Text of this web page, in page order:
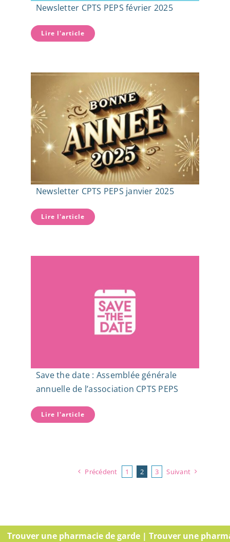
Newsletter CPTS PEPS février 2025
Lire l'article
Newsletter CPTS PEPS janvier 2025
Lire l'article
Save the date : Assemblée générale
annuelle de l’association CPTS PEPS
Lire l'article
Précédent 1 2 3 Suivant
une pharmacie de garde | Trouver une